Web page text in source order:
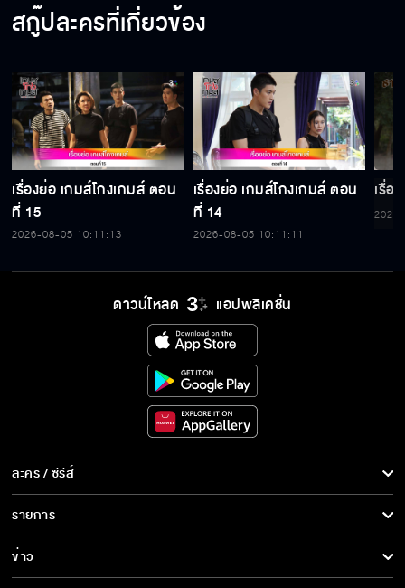
สกู๊ปละครที่เกี่ยวข้อง
เรื่องย่อ เกมส์โกงเกมส์ ตอน
ที่ 15
2026-08-05 10:11:13
เรื่องย่อ เกมส์โกงเกมส์ ตอน
ที่ 14
2026-08-05 10:11:11
เรื่อ
ดาวน์โหลด แอปพลิเคชั่น
ละคร / ซีรีส์
ละคร/ซีรีส์
ซีรีส์นานาชาติ
การ์ตูน & เกม
รายการ
รายการทั้งหมด
ข่าว
ข่าวทั้งหมด